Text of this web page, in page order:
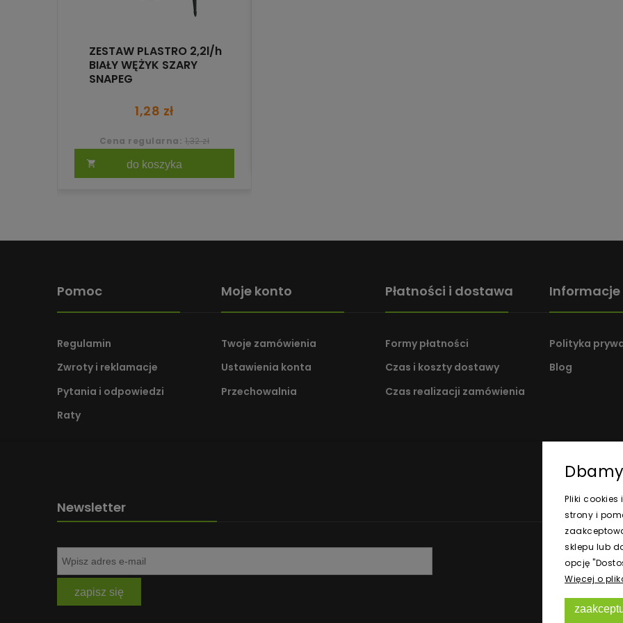
ZESTAW PLASTRO 2,2l/h
BIAŁY WĘŻYK SZARY
SNAPEG
1,28 zł
Cena regularna: 1,32 zł
do koszyka
Pomoc
Regulamin
Zwroty i reklamacje
Pytania i odpowiedzi
Raty
Moje konto
Twoje zamówienia
Ustawienia konta
Przechowalnia
Płatności i dostawa
Formy płatności
Czas i koszty dostawy
Czas realizacji zamówienia
Informacje
Polityka
Blog
Newsletter
zapisz się
Pliki
strony i
sklepu lub
opcję
Więcej o